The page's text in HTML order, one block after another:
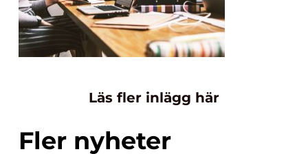
Läs fler inlägg här
Fler nyheter